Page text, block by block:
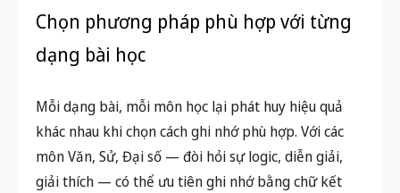
Chọn phương pháp phù hợp với từng
dạng bài học
Mỗi dạng bài, mỗi môn học lại phát huy hiệu quả
khác nhau khi chọn cách ghi nhớ phù hợp. Với các
môn Văn, Sử, Đại số — đòi hỏi sự logic, diễn giải,
giải thích — có thể ưu tiên ghi nhớ bằng chữ kết